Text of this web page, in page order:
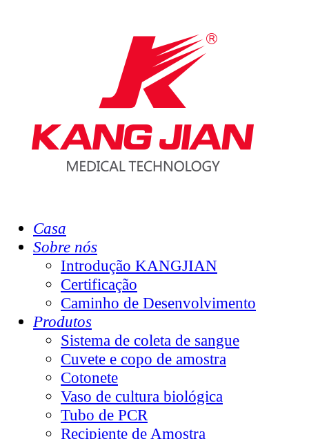
Casa
Sobre nós
Introdução KANGJIAN
Certificação
Caminho de Desenvolvimento
Produtos
Sistema de coleta de sangue
Cuvete e copo de amostra
Cotonete
Vaso de cultura biológica
Tubo de PCR
Recipiente de Amostra